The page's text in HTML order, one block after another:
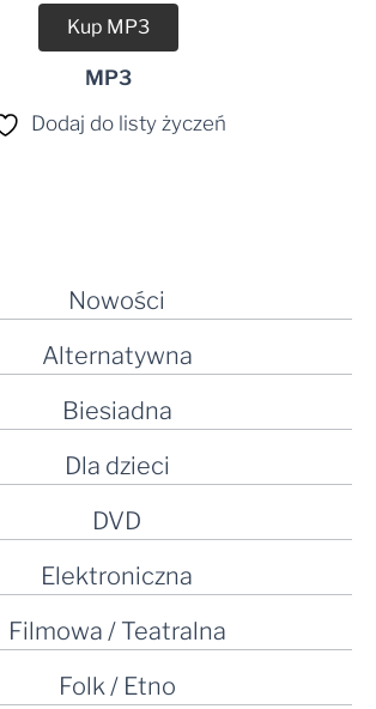
Nowości
Alternatywna
Biesiadna
Dla dzieci
DVD
Elektroniczna
Filmowa / Teatralna
Folk / Etno
Kup MP3
MP3
Dodaj do listy życzeń